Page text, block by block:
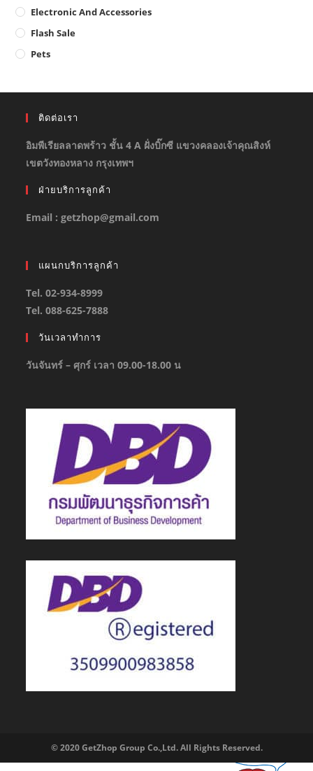
Electronic And Accessories
Flash Sale
Pets
ติดต่อเรา
อิมพีเรียลลาดพร้าว ชั้น 4 A ฝั่งบิ๊กซี แขวงคลองเจ้าคุณสิงห์
เขตวังทองหลาง กรุงเทพฯ
ฝ่ายบริการลูกค้า
Email : getzhop@gmail.com
แผนกบริการลูกค้า
Tel. 02-934-8999
Tel. 088-625-7888
วันเวลาทำการ
วันจันทร์ – ศุกร์ เวลา 09.00-18.00 น
© 2020 GetZhop Group Co.,Ltd. All Rights Reserved.